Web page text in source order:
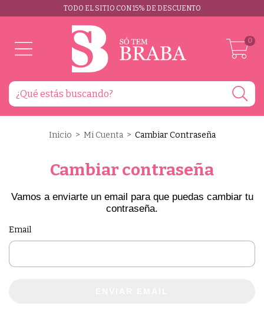
TODO EL SITIO CON 15% DE DESCUENTO
0
Inicio > Mi Cuenta > Cambiar Contraseña
Cambiar contraseña
Vamos a enviarte un email para que puedas cambiar tu
contraseña.
Email